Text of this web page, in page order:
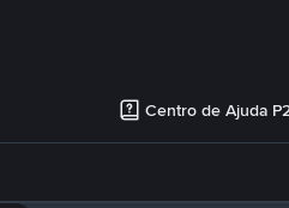
Centro de Ajuda